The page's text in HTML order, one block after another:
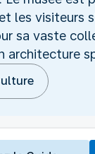
les visiteurs
sa vaste
architecture